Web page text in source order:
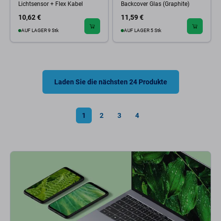
Lichtsensor + Flex Kabel
10,62 €
AUF LAGER 9 Stk
Backcover Glas (Graphite)
11,59 €
AUF LAGER 5 Stk
Laden Sie die nächsten 24 Produkte
1 2 3 4